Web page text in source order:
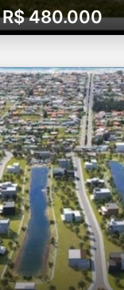
R$ 480.000